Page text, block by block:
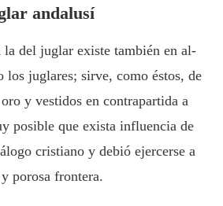
andalusí
del juglar existe también en al-
los juglares; sirve, como éstos, de
y vestidos en contrapartida a
posible que exista influencia de
cristiano y debió ejercerse a
porosa frontera.